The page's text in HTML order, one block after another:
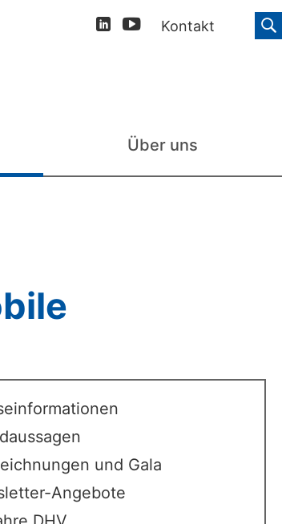
Kontakt
Über uns
und Gala
Angebote